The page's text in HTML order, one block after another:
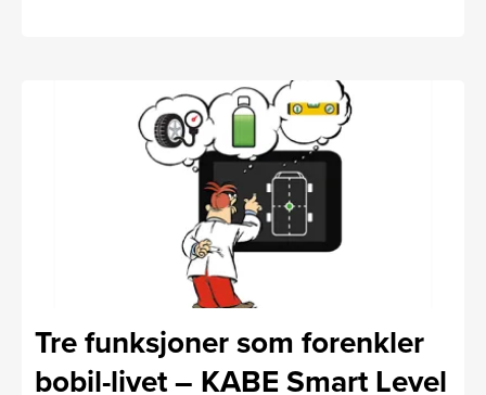
Tre funksjoner som forenkler
bobil-livet – KABE Smart Level